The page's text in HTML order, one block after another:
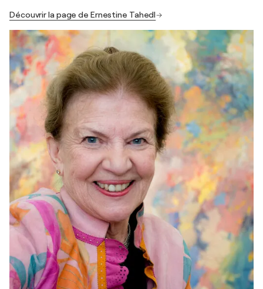
Découvrir la page de Ernestine Tahedl